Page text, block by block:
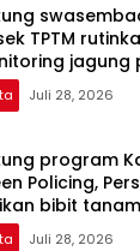
pangan, personil
TPTM
jagung
TPTM
Juli 28, 2026
program
Policing,
bibit
Juli 28, 2026